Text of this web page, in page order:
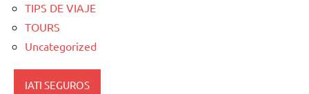
TIPS DE VIAJE
TOURS
Uncategorized
IATI SEGUROS